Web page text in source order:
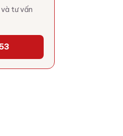
tư vấn